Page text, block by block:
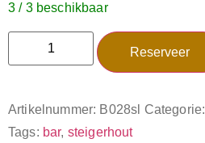
3 / 3 beschikbaar
Reserveer
Artikelnummer: B028sl Categorie:
Tags: bar, steigerhout